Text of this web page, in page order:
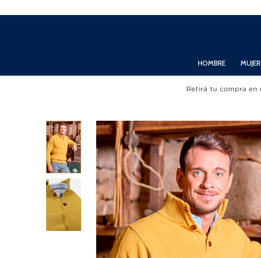
HOMBRE MUJER